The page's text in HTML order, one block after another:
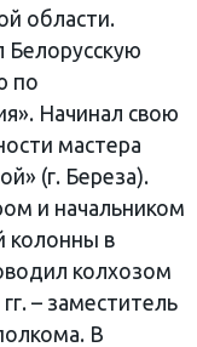
области.
Белорусскую
по
Начинал свою
мастера
(г. Береза).
и начальником
колонны в
колхозом
– заместитель
В